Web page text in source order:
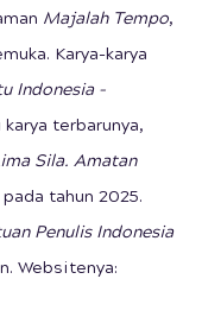
Majalah Tempo,
Karya-karya
Indonesia –
karya terbarunya,
Sila. Amatan
tahun 2025.
Penulis Indonesia
Websitenya: